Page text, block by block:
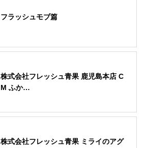
フラッシュモブ篇
株式会社フレッシュ青果 鹿児島本店 C
M ふか…
株式会社フレッシュ青果 ミライのアグ